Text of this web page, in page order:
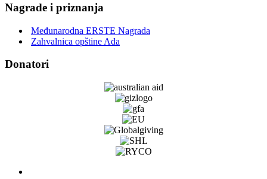
Nagrade i priznanja
Međunarodna ERSTE Nagrada
Zahvalnica opštine Ada
Donatori